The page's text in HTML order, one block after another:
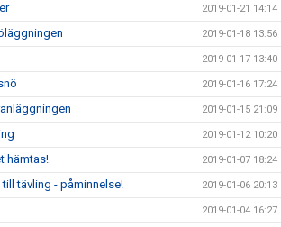
2019-01-21 14:14
2019-01-18 13:56
2019-01-17 13:40
2019-01-16 17:24
2019-01-15 21:09
2019-01-12 10:20
hämtas! 2019-01-07 18:24
tävling - påminnelse! 2019-01-06 20:13
2019-01-04 16:27